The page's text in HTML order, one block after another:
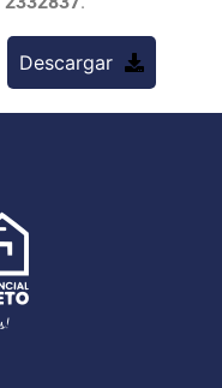
Descargar